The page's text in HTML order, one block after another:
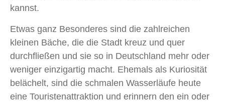
kannst.
Etwas ganz Besonderes sind die zahlreichen
kleinen Bäche, die die Stadt kreuz und quer
durchfließen und sie so in Deutschland mehr oder
weniger einzigartig macht. Ehemals als Kuriosität
belächelt, sind die schmalen Wasserläufe heute
eine Touristenattraktion und erinnern den ein oder